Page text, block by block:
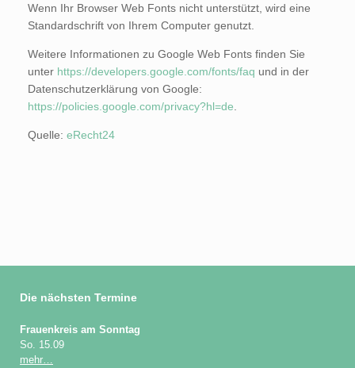
Wenn Ihr Browser Web Fonts nicht unterstützt, wird eine
Standardschrift von Ihrem Computer genutzt.
Weitere Informationen zu Google Web Fonts finden Sie
unter https://developers.google.com/fonts/faq und in der
Datenschutzerklärung von Google:
https://policies.google.com/privacy?hl=de
Quelle: eRecht24
Die nächsten Termine
Frauenkreis am Sonntag
So. 15.09
mehr…